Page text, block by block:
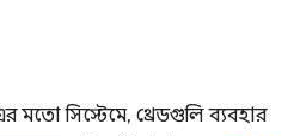
মতো সিস্টেমে, থ্রেডগুলি ব্যবহার